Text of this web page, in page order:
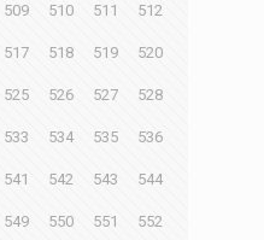
509 510 511 512
517 518 519 520
525 526 527 528
533 534 535 536
541 542 543 544
549 550 551 552